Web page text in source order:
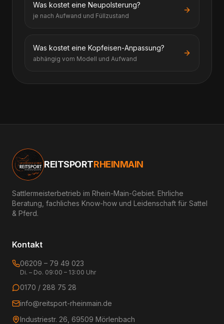
Was kostet eine Neupolsterung?
je nach Aufwand und Füllzustand
Was kostet eine Kopfeisen-Anpassung?
abhängig vom Modell und Aufwand
REITSPORTRHEINMAIN
Sattlermeisterbetrieb im Rhein-Main-Gebiet. Ehrliche
Beratung, fachliches Know-how und Leidenschaft für Sattel
& Pferd.
Kontakt
06209 – 79 49 023
Di. – Do. 09:00 – 13:00 Uhr
0170 / 288 75 28
info@reitsport-rheinmain.de
Industriestr. 26, 69509 Mörlenbach